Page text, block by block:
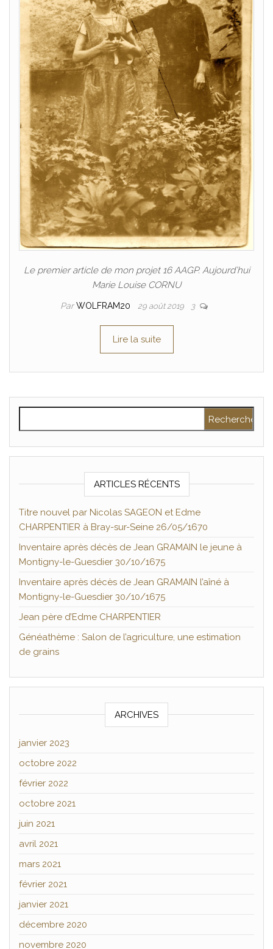
Le premier article de mon projet 16 AAGP. Aujourd’hui
Marie Louise CORNU
ParWOLFRAM20 29 août 2019 3
Lire la suite
ARTICLES RÉCENTS
Titre nouvel par Nicolas SAGEON et Edme
CHARPENTIER à Bray-sur-Seine 26/05/1670
Inventaire après décès de Jean GRAMAIN le jeune à
Montigny-le-Guesdier 30/10/1675
Inventaire après décès de Jean GRAMAIN l’aîné à
Montigny-le-Guesdier 30/10/1675
Jean père d’Edme CHARPENTIER
Généathème : Salon de l’agriculture, une estimation
de grains
ARCHIVES
janvier 2023
octobre 2022
février 2022
octobre 2021
juin 2021
avril 2021
mars 2021
février 2021
janvier 2021
décembre 2020
novembre 2020